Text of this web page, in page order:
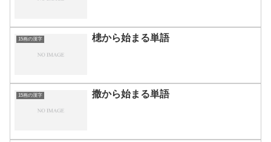
15画の漢字 槵から始まる単語
15画の漢字 撒から始まる単語